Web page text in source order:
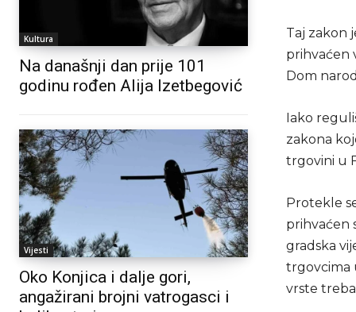
Kultura
Na današnji dan prije 101
godinu rođen Alija Izetbegović
Vijesti
Oko Konjica i dalje gori,
angažirani brojni vatrogasci i
Taj zakon
prihvaćen
Dom
Iako
zakona
trgovini u
Protekle
prihvaćen
gradska
trgovcima
vrste